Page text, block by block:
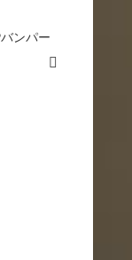
ンパー